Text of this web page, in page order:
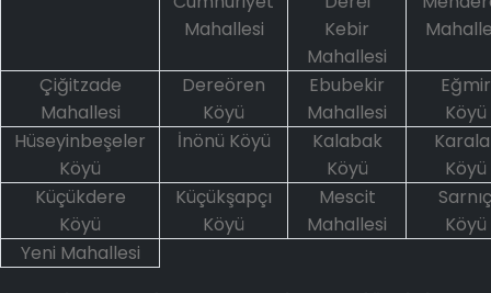
Mahallesi
Kebir
Mahallesi
Çiğitzade
Mahallesi
Dereören
Köyü
Ebubekir
Mahallesi
Eğmir
Köyü
Hüseyinbeşeler
Köyü
İnönü Köyü
Kalabak
Köyü
Köyü
Küçükdere
Köyü
Küçükşapçı
Köyü
Mescit
Mahallesi
Sarnıç
Köyü
Yeni Mahallesi